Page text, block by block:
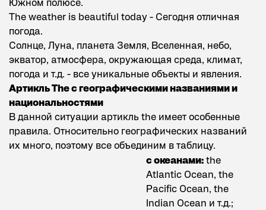
Южном полюсе.
The weather is beautiful today - Сегодня отличная
погода.
Солнце, Луна, планета Земля, Вселенная, небо,
экватор, атмосфера, окружающая среда, климат,
погода и т.д. - все уникальные объекты и явления.
Артикль The с географическими названиями и
национальностями
В данной ситуации артикль the имеет особенные
правила. Относительно географических названий
их много, поэтому все объединим в таблицу.
с океанами: the
Atlantic Ocean, the
Pacific Ocean, the
Indian Ocean и т.д.;